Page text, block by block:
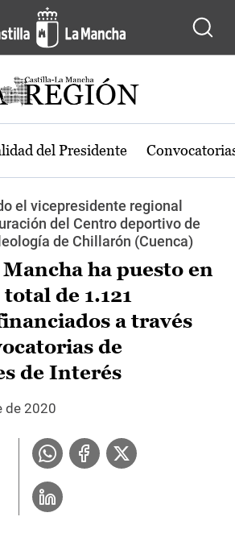
del Presidente
el vicepresidente regional
del Centro deportivo de
de Chillarón (Cuenca)
ha puesto en
de 1.121
a través
de
de Interés
de 2020